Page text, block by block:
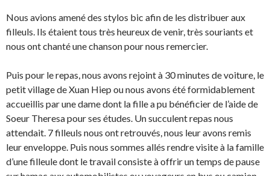
Nous avions amené des stylos bic afin de les distribuer aux
filleuls. Ils étaient tous très heureux de venir, très souriants et
nous ont chanté une chanson pour nous remercier.
Puis pour le repas, nous avons rejoint à 30 minutes de voiture, le
petit village de Xuan Hiep ou nous avons été formidablement
accueillis par une dame dont la fille a pu bénéficier de l’aide de
Soeur Theresa pour ses études. Un succulent repas nous
attendait. 7 filleuls nous ont retrouvés, nous leur avons remis
leur enveloppe. Puis nous sommes allés rendre visite à la famille
d’une filleule dont le travail consiste à offrir un temps de pause